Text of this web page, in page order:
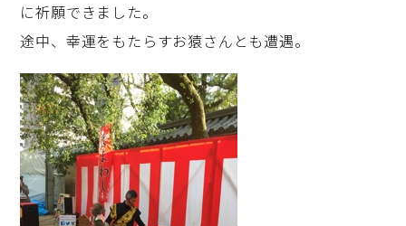
に祈願できました。
途中、幸運をもたらすお猿さんとも遭遇。